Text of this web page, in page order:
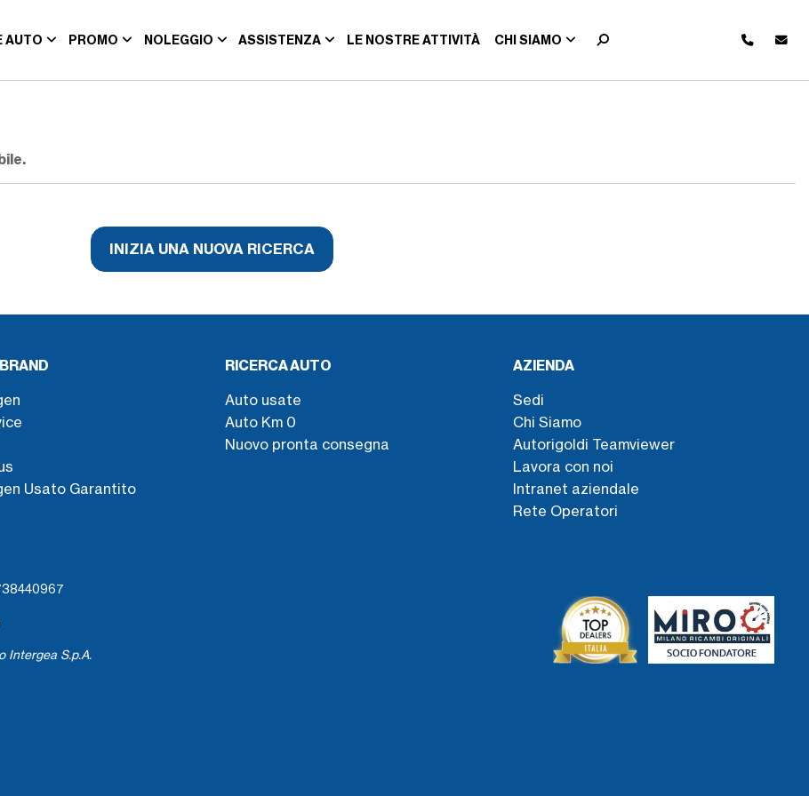
AUTO PROMO NOLEGGIO ASSISTENZA LE NOSTRE ATTIVITÀ CHI SIAMO
INIZIA UNA NUOVA RICERCA
BRAND
Usato Garantito
RICERCA AUTO
Auto usate
Auto Km 0
Nuovo pronta consegna
AZIENDA
Sedi
Chi Siamo
Autorigoldi Teamviewer
Lavora con noi
Intranet aziendale
Rete Operatori
Intergea S.p.A.